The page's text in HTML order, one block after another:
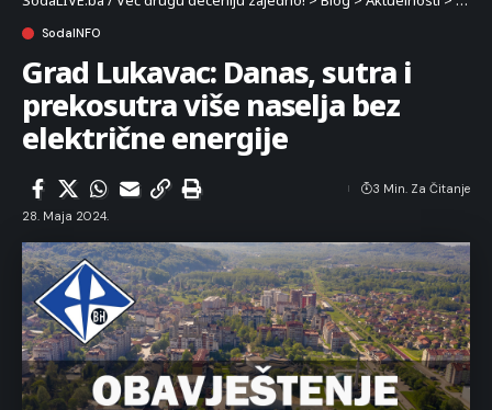
SodaINFO
Grad Lukavac: Danas, sutra i
prekosutra više naselja bez
električne energije
28. Maja 2024.
3 Min. Za Čitanje